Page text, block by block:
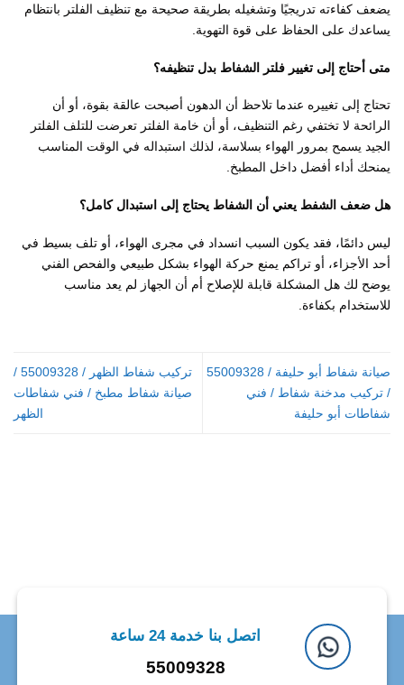
يضعف كفاءته تدريجيًا وتشغيله بطريقة صحيحة مع تنظيف الفلتر بانتظام
يساعدك على الحفاظ على قوة التهوية.
متى أحتاج إلى تغيير فلتر الشفاط بدل تنظيفه؟
تحتاج إلى تغييره عندما تلاحظ أن الدهون أصبحت عالقة بقوة، أو أن
الرائحة لا تختفي رغم التنظيف، أو أن خامة الفلتر تعرضت للتلف الفلتر
الجيد يسمح بمرور الهواء بسلاسة، لذلك استبداله في الوقت المناسب
يمنحك أداء أفضل داخل المطبخ.
هل ضعف الشفط يعني أن الشفاط يحتاج إلى استبدال كامل؟
ليس دائمًا، فقد يكون السبب انسداد في مجرى الهواء، أو تلف بسيط في
أحد الأجزاء، أو تراكم يمنع حركة الهواء بشكل طبيعي والفحص الفني
يوضح لك هل المشكلة قابلة للإصلاح أم أن الجهاز لم يعد مناسب
للاستخدام بكفاءة.
صيانة شفاط أبو حليفة / 55009328
/ تركيب مدخنة شفاط / فني
شفاطات أبو حليفة
تركيب شفاط الظهر / 55009328 /
صيانة شفاط مطبخ / فني شفاطات
الظهر
اتصل بنا خدمة 24 ساعة
55009328